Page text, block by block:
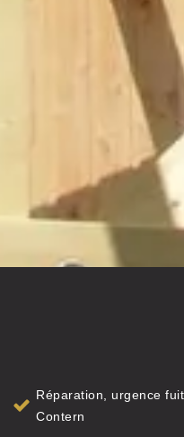
Réparation, urgence
Contern